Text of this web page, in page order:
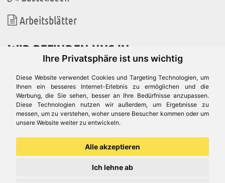
Ihre Privatsphäre ist uns wichtig
Diese Website verwendet Cookies und Targeting Technologien, um
Ihnen ein besseres Internet-Erlebnis zu ermöglichen und die
Werbung, die Sie sehen, besser an Ihre Bedürfnisse anzupassen.
Diese Technologien nutzen wir außerdem, um Ergebnisse zu
messen, um zu verstehen, woher unsere Besucher kommen oder um
unsere Website weiter zu entwickeln.
Alle akzeptieren
Ich lehne ab
Arbeitsblätter
WIR BEFINDEN UNS IN
Es gibt uns auch in